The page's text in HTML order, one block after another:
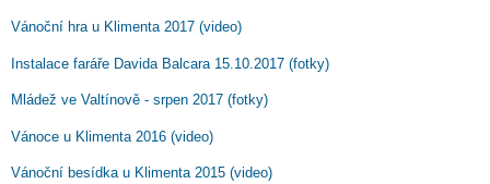
Vánoční hra u Klimenta 2017 (video)
Instalace faráře Davida Balcara 15.10.2017 (fotky)
Mládež ve Valtínově - srpen 2017 (fotky)
Vánoce u Klimenta 2016 (video)
Vánoční besídka u Klimenta 2015 (video)